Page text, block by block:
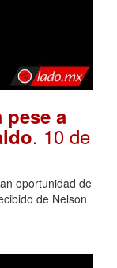
a
. 10 de
oportunidad de
de Nelson